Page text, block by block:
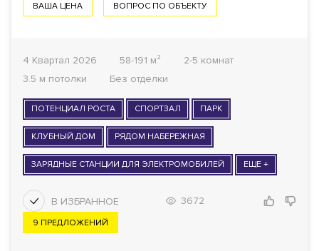
ВАША ЦЕНА ВОПРОС ПО ОБЪЕКТУ
4 Квартал 2026 58-191 м²
2-5 комнат
3.5 м потолки
Без отделки
ПОТЕНЦИАЛ РОСТА СПОРТЗАЛ ПАРК
КЛУБНЫЙ ДОМ РЯДОМ НАБЕРЕЖНАЯ
ЗАРЯДНЫЕ СТАНЦИИ ДЛЯ ЭЛЕКТРОМОБИЛЕЙ ЕЩЕ +
3672
9 ПРЕДЛОЖЕНИЙ